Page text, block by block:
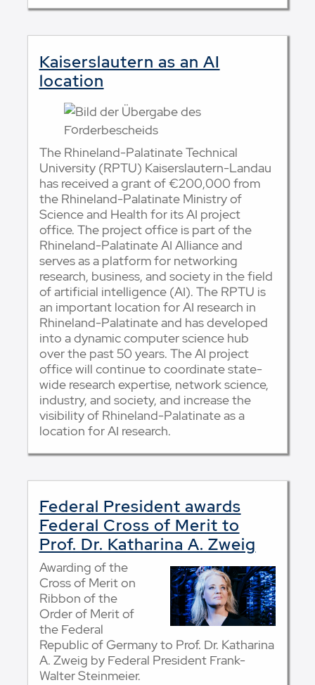
Kaiserslautern as an AI
location
The Rhineland-Palatinate Technical
University (RPTU) Kaiserslautern-Landau
has received a grant of €200,000 from
the Rhineland-Palatinate Ministry of
Science and Health for its AI project
office. The project office is part of the
Rhineland-Palatinate AI Alliance and
serves as a platform for networking
research, business, and society in the field
of artificial intelligence (AI). The RPTU is
an important location for AI research in
Rhineland-Palatinate and has developed
into a dynamic computer science hub
over the past 50 years. The AI project
office will continue to coordinate state-
wide research expertise, network science,
industry, and society, and increase the
visibility of Rhineland-Palatinate as a
location for AI research.
Federal President awards
Federal Cross of Merit to
Prof. Dr. Katharina A. Zweig
Awarding of the
Cross of Merit on
Ribbon of the
Order of Merit of
the Federal
Republic of Germany to Prof. Dr. Katharina
A. Zweig by Federal President Frank-
Walter Steinmeier.